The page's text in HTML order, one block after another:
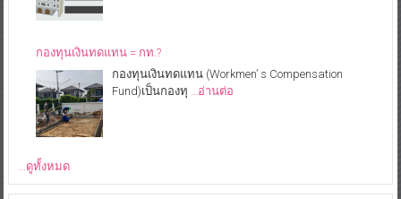
กองทุนเงินทดแทน = กท.?
กองทุนเงินทดแทน (Workmen’ s Compensation
Fund)เป็นกองทุ …อ่านต่อ
...ดูทั้งหมด